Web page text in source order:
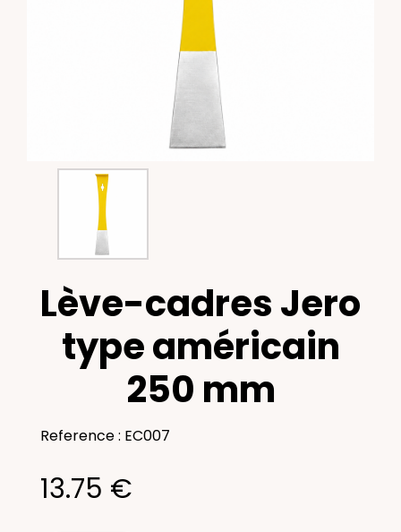
Lève-cadres Jero
type américain
250 mm
Reference : EC007
13.75 €